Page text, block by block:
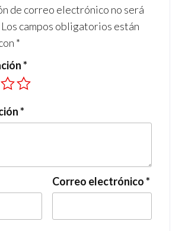
de correo electrónico no será
Los campos obligatorios están
*
*
*
Correo electrónico*